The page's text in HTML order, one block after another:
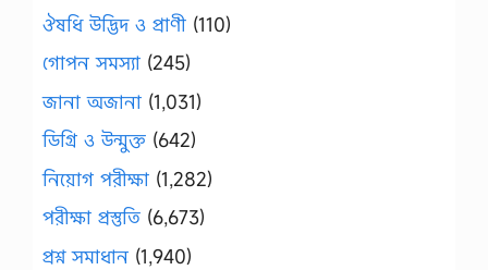
ঔষধি উদ্ভিদ ও প্রাণী (110)
গোপন সমস্যা (245)
জানা অজানা (1,031)
ডিগ্রি ও উন্মুক্ত (642)
নিয়োগ পরীক্ষা (1,282)
পরীক্ষা প্রস্তুতি (6,673)
প্রশ্ন সমাধান (1,940)